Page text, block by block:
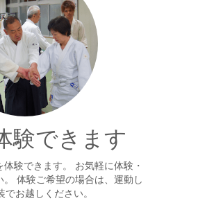
験できます
験できます。 お気軽に体験・
。 体験ご希望の場合は、運動し
でお越しください。